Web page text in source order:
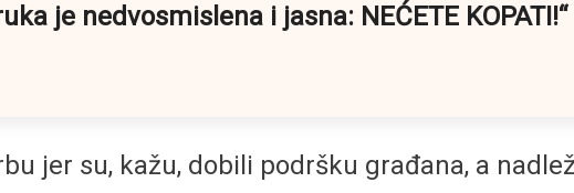
je nedvosmislena i jasna: NEĆETE KOPATI!“
jer su, kažu, dobili podršku građana, a